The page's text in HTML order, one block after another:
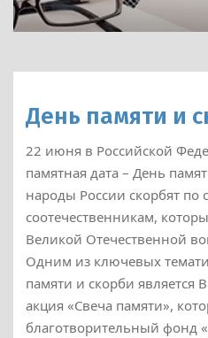
День памяти и
22 июня в Российской
памятная дата – День
народы России скорбят по
соотечественникам,
Великой Отечественной
Одним из ключевых
памяти и скорби является
акция «Свеча памяти»,
благотворительный